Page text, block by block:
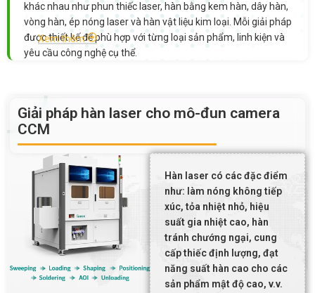
khác nhau như phun thiếc laser, hàn bằng kem hàn, dây hàn,
vòng hàn, ép nóng laser và hàn vật liệu kim loại. Mỗi giải pháp
được thiết kế để phù hợp với từng loại sản phẩm, linh kiện và
yêu cầu công nghệ cụ thể.
Hàn phun thiếc bằng laser:
Tạo lớp phủ thiếc đều và mịn, phù hợp cho các vị trí hàn nhỏ,
dày đặc hoặc yêu cầu tốc độ cao.
Hàn bằng kem hàn laser:
Gia nhiệt chính xác giúp kem hàn tan chảy ổn định, phù hợp
cho linh kiện SMD và các sản phẩm yêu cầu độ tinh vi cao.
Hàn bằng dây hàn laser:
Điều khiển lượng thiếc chính xác, tạo mối hàn sạch, chắc chắn
và ổn định trong sản xuất tự động.
Hàn bằng vòng hàn laser:
Phù hợp cho chi tiết dạng tròn hoặc khu vực cố định, giúp
phân bổ vật liệu hàn đồng đều.
Xem thêm
Giải pháp hàn laser cho mô-đun camera
CCM
Hàn laser có các đặc điểm
như: làm nóng không tiếp
xúc, tỏa nhiệt nhỏ, hiệu
suất gia nhiệt cao, hàn
tránh chướng ngại, cung
cấp thiếc định lượng, đạt
năng suất hàn cao cho các
sản phẩm mật độ cao, v.v.